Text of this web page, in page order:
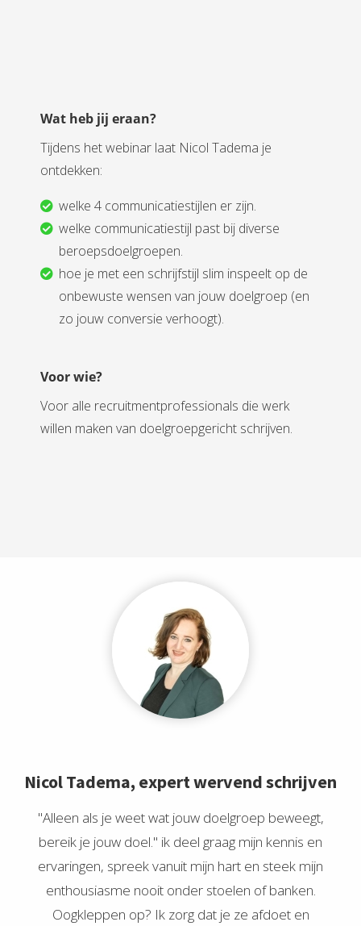
Wat heb jij eraan?
Tijdens het webinar laat Nicol Tadema je
ontdekken:
welke 4 communicatiestijlen er zijn.
welke communicatiestijl past bij diverse
beroepsdoelgroepen.
hoe je met een schrijfstijl slim inspeelt op de
onbewuste wensen van jouw doelgroep (en
zo jouw conversie verhoogt).
Voor wie?
Voor alle recruitmentprofessionals die werk
willen maken van doelgroepgericht schrijven.
Nicol Tadema, expert wervend schrijven
"Alleen als je weet wat jouw doelgroep beweegt,
bereik je jouw doel." ik deel graag mijn kennis en
ervaringen, spreek vanuit mijn hart en steek mijn
enthousiasme nooit onder stoelen of banken.
Oogkleppen op? Ik zorg dat je ze afdoet en